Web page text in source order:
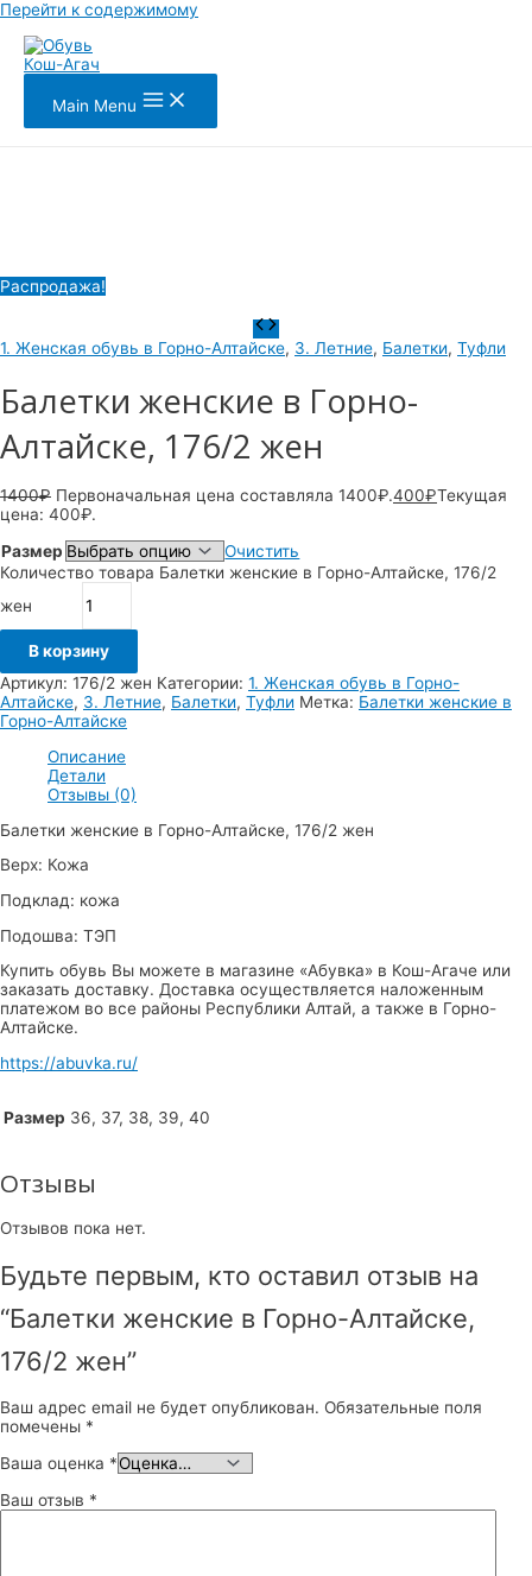
Перейти к содержимому
Main Menu
Распродажа!
1. Женская обувь в Горно-Алтайске, 3. Летние, Балетки, Туфли
Балетки женские в Горно-
Алтайске, 176/2 жен
1400₽ Первоначальная цена составляла 1400₽.400₽Текущая
цена: 400₽.
Размер
Очистить
Количество товара Балетки женские в Горно-Алтайске, 176/2
жен
В корзину
Артикул: 176/2 жен Категории: 1. Женская обувь в Горно-
Алтайске, 3. Летние, Балетки, Туфли Метка: Балетки женские в
Горно-Алтайске
Описание
Детали
Отзывы (0)
Балетки женские в Горно-Алтайске, 176/2 жен
Верх: Кожа
Подклад: кожа
Подошва: ТЭП
Купить обувь Вы можете в магазине «Абувка» в Кош-Агаче или
заказать доставку. Доставка осуществляется наложенным
платежом во все районы Республики Алтай, а также в Горно-
Алтайске.
https://abuvka.ru/
Размер 36, 37, 38, 39, 40
Отзывы
Отзывов пока нет.
Будьте первым, кто оставил отзыв на
“Балетки женские в Горно-Алтайске,
176/2 жен”
Ваш адрес email не будет опубликован. Обязательные поля
помечены *
Ваша оценка *
Ваш отзыв *